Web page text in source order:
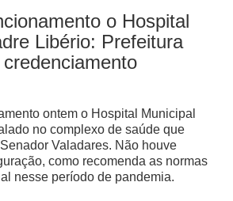
o Hospital
Libério: Prefeitura
ontem o Hospital Municipal
no complexo de saúde que
Valadares. Não houve
como recomenda as normas
nesse período de pandemia.